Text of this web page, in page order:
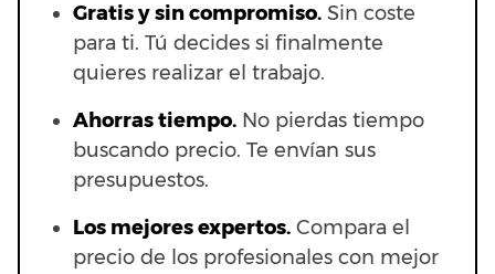
Gratis y sin compromiso. Sin coste
para ti. Tú decides si finalmente
quieres realizar el trabajo.
Ahorras tiempo. No pierdas tiempo
buscando precio. Te envían sus
presupuestos.
Los mejores expertos. Compara el
precio de los profesionales con mejor